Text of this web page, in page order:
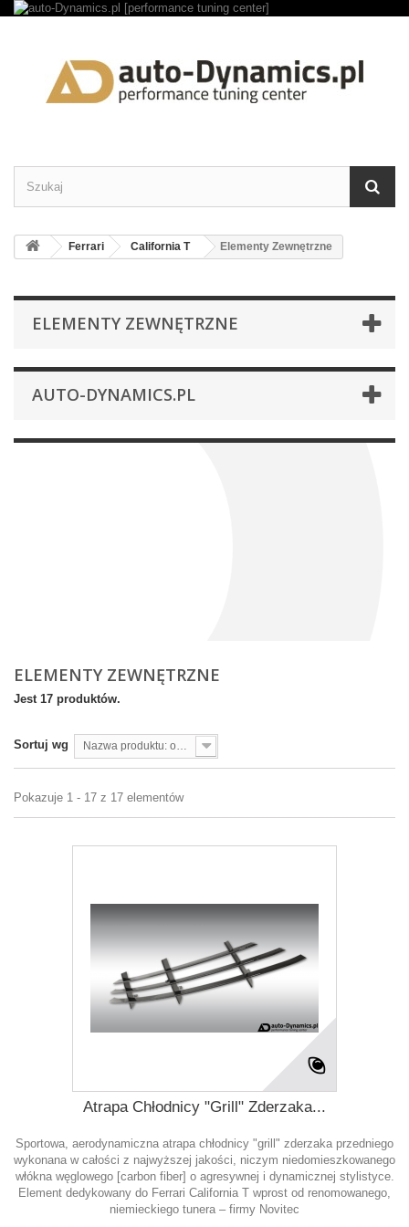
Ferrari California T Elementy Zewnętrzne
ELEMENTY ZEWNĘTRZNE
AUTO-DYNAMICS.PL
ELEMENTY ZEWNĘTRZNE
Jest 17 produktów.
Sortuj wg Nazwa produktu: od A do Z
Pokazuje 1 - 17 z 17 elementów
Atrapa Chłodnicy "Grill" Zderzaka...
Sportowa, aerodynamiczna atrapa chłodnicy "grill" zderzaka przedniego
wykonana w całości z najwyższej jakości, niczym niedomieszkowanego
włókna węglowego [carbon fiber] o agresywnej i dynamicznej stylistyce.
Element dedykowany do Ferrari California T wprost od renomowanego,
niemieckiego tunera – firmy Novitec